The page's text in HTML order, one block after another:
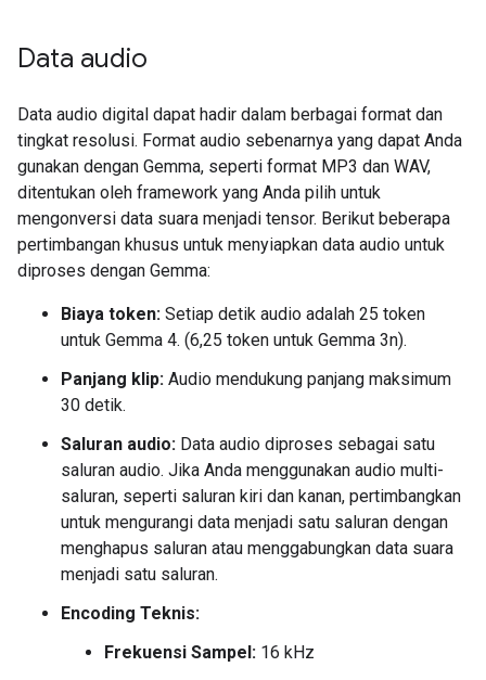
Data audio
Data audio digital dapat hadir dalam berbagai format dan
tingkat resolusi. Format audio sebenarnya yang dapat Anda
gunakan dengan Gemma, seperti format MP3 dan WAV,
ditentukan oleh framework yang Anda pilih untuk
mengonversi data suara menjadi tensor. Berikut beberapa
pertimbangan khusus untuk menyiapkan data audio untuk
diproses dengan Gemma:
Biaya token: Setiap detik audio adalah 25 token
untuk Gemma 4. (6,25 token untuk Gemma 3n).
Panjang klip: Audio mendukung panjang maksimum
30 detik.
Saluran audio: Data audio diproses sebagai satu
saluran audio. Jika Anda menggunakan audio multi-
saluran, seperti saluran kiri dan kanan, pertimbangkan
untuk mengurangi data menjadi satu saluran dengan
menghapus saluran atau menggabungkan data suara
menjadi satu saluran.
Encoding Teknis:
Frekuensi Sampel: 16 kHz